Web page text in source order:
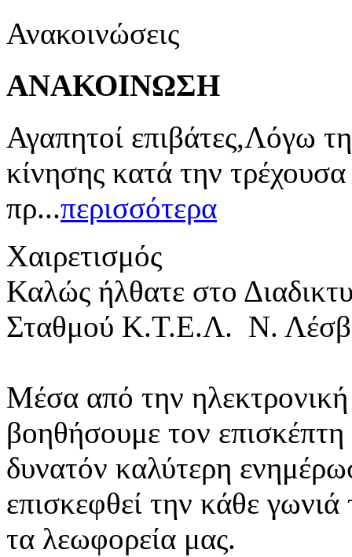
Ανακοινώσεις
ΑΝΑΚΟΙΝΩΣΗ
Αγαπητοί επιβάτες,Λόγω
κίνησης κατά την
πρ...περισσότερα
Χαιρετισμός
Καλώς ήλθατε στο
Σταθμού Κ.Τ.Ε.Λ. Ν.
Μέσα από την ηλεκτρονική
βοηθήσουμε τον
δυνατόν καλύτερη
επισκεφθεί την κάθε
τα λεωφορεία μας.